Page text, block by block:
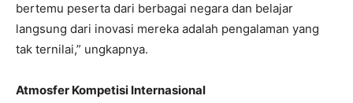
bertemu peserta dari berbagai negara dan belajar
langsung dari inovasi mereka adalah pengalaman yang
tak ternilai,” ungkapnya.
Atmosfer Kompetisi Internasional